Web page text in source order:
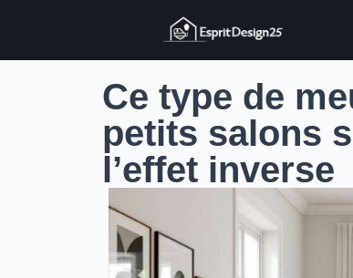
Ce type de
petits salons
l’effet inverse